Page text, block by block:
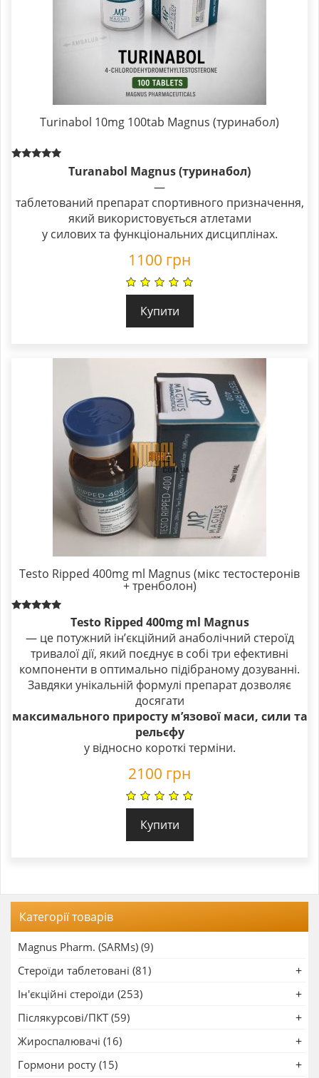
Turinabol 10mg 100tab Magnus (туринабол)
Turanabol Magnus (туринабол)
—
таблетований препарат спортивного призначення,
який використовується атлетами
у силових та функціональних дисциплінах.
1100 грн
Купити
Testo Ripped 400mg ml Magnus (мікс тестостеронів
+ тренболон)
out of 5
Testo Ripped 400mg ml Magnus
— це потужний інʼєкційний анаболічний стероїд
тривалої дії, який поєднує в собі три ефективні
компоненти в оптимально підібраному дозуванні.
Завдяки унікальній формулі препарат дозволяє
досягати
максимального приросту мʼязової маси, сили та
рельєфу
у відносно короткі терміни.
2100 грн
Купити
Категорії товарів
Magnus Pharm. (SARMs) (9)
Стероїди таблетовані (81)
Ін'єкційні стероїди (253)
Післякурсові/ПКТ (59)
Жироспалювачі (16)
Гормони росту (15)